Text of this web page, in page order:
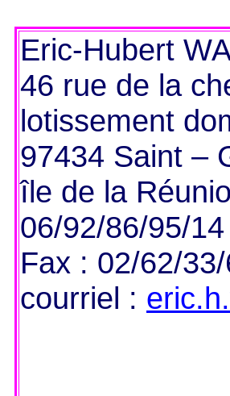
Eric-Hubert
46 rue de la
lotissement
97434 Saint –
île de la
06/92/86/95/14
Fax : 02/62/
courriel :